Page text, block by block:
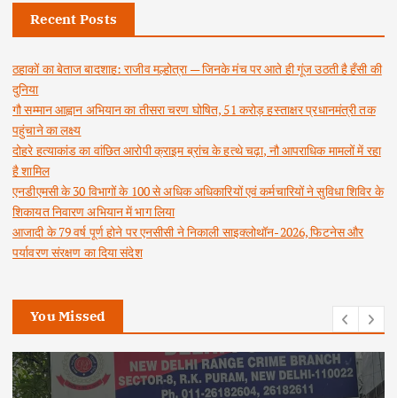
Recent Posts
ठहाकों का बेताज बादशाह: राजीव मल्होत्रा — जिनके मंच पर आते ही गूंज उठती है हँसी की
दुनिया
गौ सम्मान आह्वान अभियान का तीसरा चरण घोषित, 51 करोड़ हस्ताक्षर प्रधानमंत्री तक
पहुंचाने का लक्ष्य
दोहरे हत्याकांड का वांछित आरोपी क्राइम ब्रांच के हत्थे चढ़ा, नौ आपराधिक मामलों में रहा
है शामिल
एनडीएमसी के 30 विभागों के 100 से अधिक अधिकारियों एवं कर्मचारियों ने सुविधा शिविर के
शिकायत निवारण अभियान में भाग लिया
आजादी के 79 वर्ष पूर्ण होने पर एनसीसी ने निकाली साइक्लोथॉन-2026, फिटनेस और
पर्यावरण संरक्षण का दिया संदेश
You Missed